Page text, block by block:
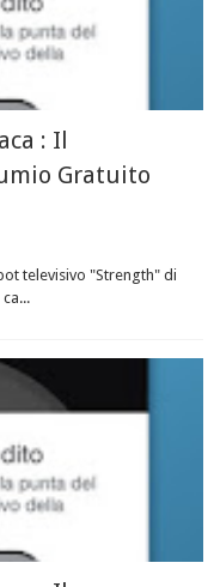
: Il
Gratuito
televisivo "Strength" di